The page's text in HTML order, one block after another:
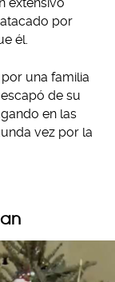
por
él.
una familia
de su
en las
vez por la